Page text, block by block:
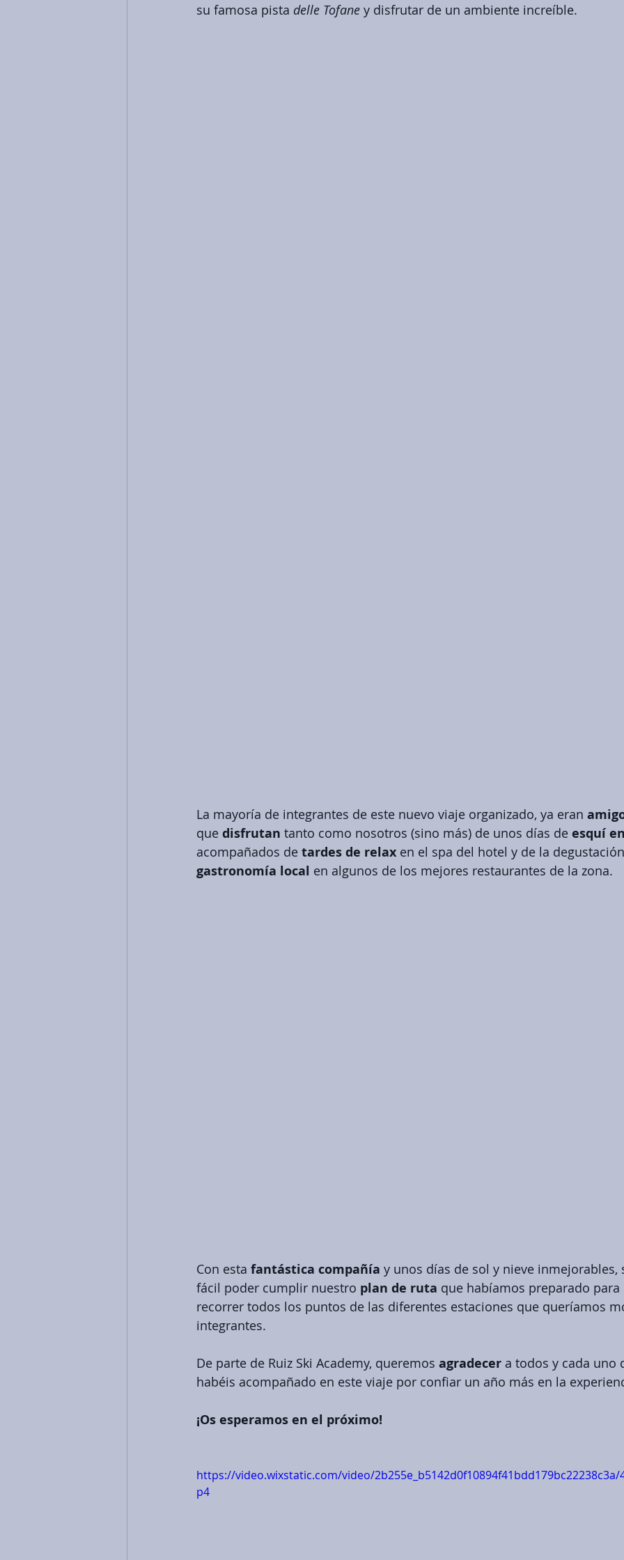
su famosa pista delle Tofane y disfrutar de un ambiente increíble.
La mayoría de integrantes de este nuevo viaje organizado, ya eran
que disfrutan tanto como nosotros (sino más) de unos días de esquí
acompañados de tardes de relax en el spa del hotel y de la
gastronomía local en algunos de los mejores restaurantes de la zona.
Con esta fantástica compañía y unos días de sol y nieve
fácil poder cumplir nuestro plan de ruta que habíamos preparado
recorrer todos los puntos de las diferentes estaciones que queríamos
integrantes.
De parte de Ruiz Ski Academy, queremos agradecer a todos y cada uno
habéis acompañado en este viaje por confiar un año más en la
¡Os esperamos en el próximo!
https://video.wixstatic.com/video/
p4